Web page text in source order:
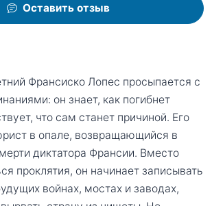
Оставить отзыв
Франсиско Лопес просыпается с
он знает, как погибнет
что сам станет причиной. Его
в опале, возвращающийся в
диктатора Франсии. Вместо
проклятия, он начинает записывать
войнах, мостах и заводах,